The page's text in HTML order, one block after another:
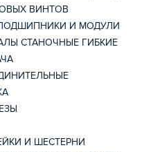
ВИНТОВ
И МОДУЛИ
СТАНОЧНЫЕ ГИБКИЕ
И ШЕСТЕРНИ